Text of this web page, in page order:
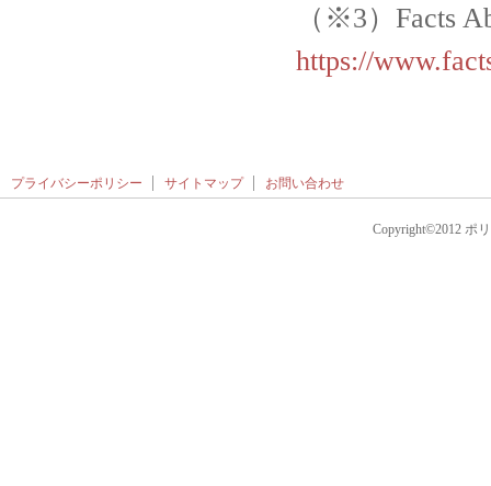
（※3）Facts
https://
プライバシーポリシー サイトマップ お問い合わせ
Copyright©2012 ポ